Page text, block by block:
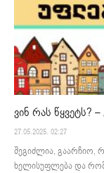
ვინ რას წყვეტს?
27.05.2025. 02:27
შეგიძლია, გაარჩიო,
ხელისუფლება და